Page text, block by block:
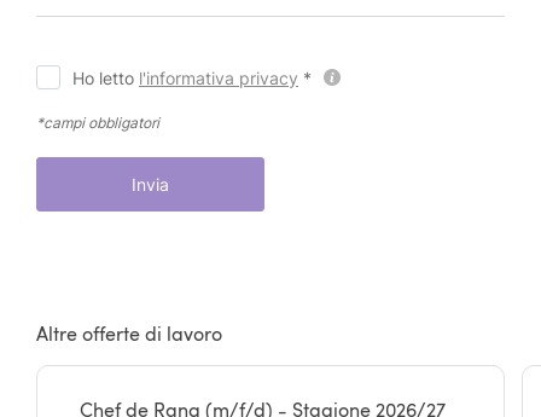
Ho letto l'informativa privacy *
*campi obbligatori
Invia
Altre offerte di lavoro
Chef de Rang (m/f/d) - Stagione 2026/27